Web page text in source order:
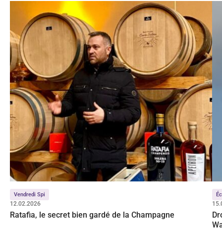
Vendredi Spi
12.02.2026
Ratafia, le secret bien gardé de la Champagne